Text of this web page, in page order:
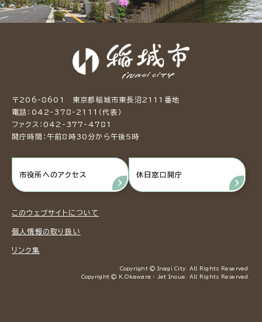
〒206-8601 東京都稲城市東長沼2111番地
電話：042-378-2111（代表）
ファクス：042-377-4781
開庁時間：午前8時30分から午後5時
市役所へのアクセス 休日窓口開庁
このウェブサイトについて
個人情報の取り扱い
リンク集
Copyright © Inagi City. All Rights Reserved.
Copyright © K.Okawara ・ Jet Inoue. All Rights Reserved.